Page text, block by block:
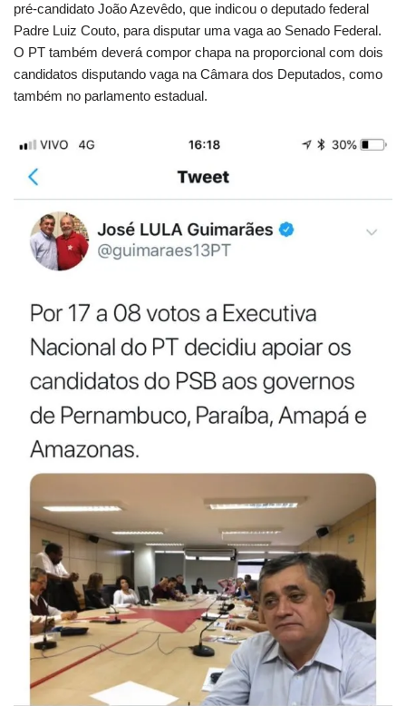
pré-candidato João Azevêdo, que indicou o deputado federal
Padre Luiz Couto, para disputar uma vaga ao Senado Federal.
O PT também deverá compor chapa na proporcional com dois
candidatos disputando vaga na Câmara dos Deputados, como
também no parlamento estadual.